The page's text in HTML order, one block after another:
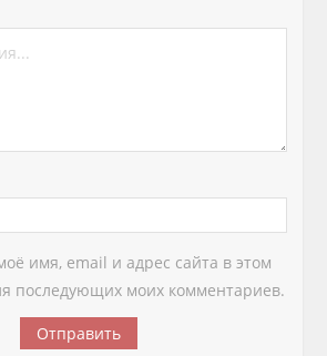
имя, email и адрес сайта в этом
последующих моих комментариев.